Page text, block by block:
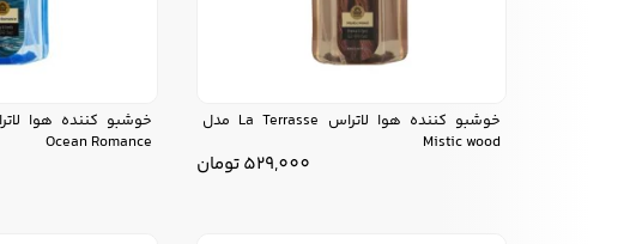
خوشبو کننده هوا لاتراس La Terrasse مدل
Mistic wood
529,000تومان
Ocean Romance